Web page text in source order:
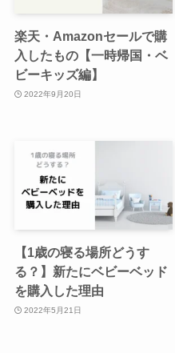
楽天・Amazonセールで購
入したもの【一時帰国・ベ
ビーキッズ編】
2022年9月20日
【1歳の寝る場所どうす
る？】新たにベビーベッド
を購入した理由
2022年5月21日